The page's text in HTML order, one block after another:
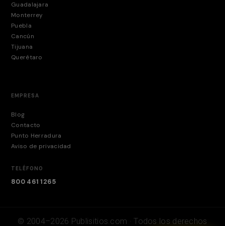
Guadalajara
Monterrey
Puebla
Cancún
Tijuana
Querétaro
EMPRESA
Blog
Contacto
Punto Herradura
Aviso de privacidad
TELÉFONO
800 461 1265
© 2004–2026 Publisitios.com · Todos los derechos